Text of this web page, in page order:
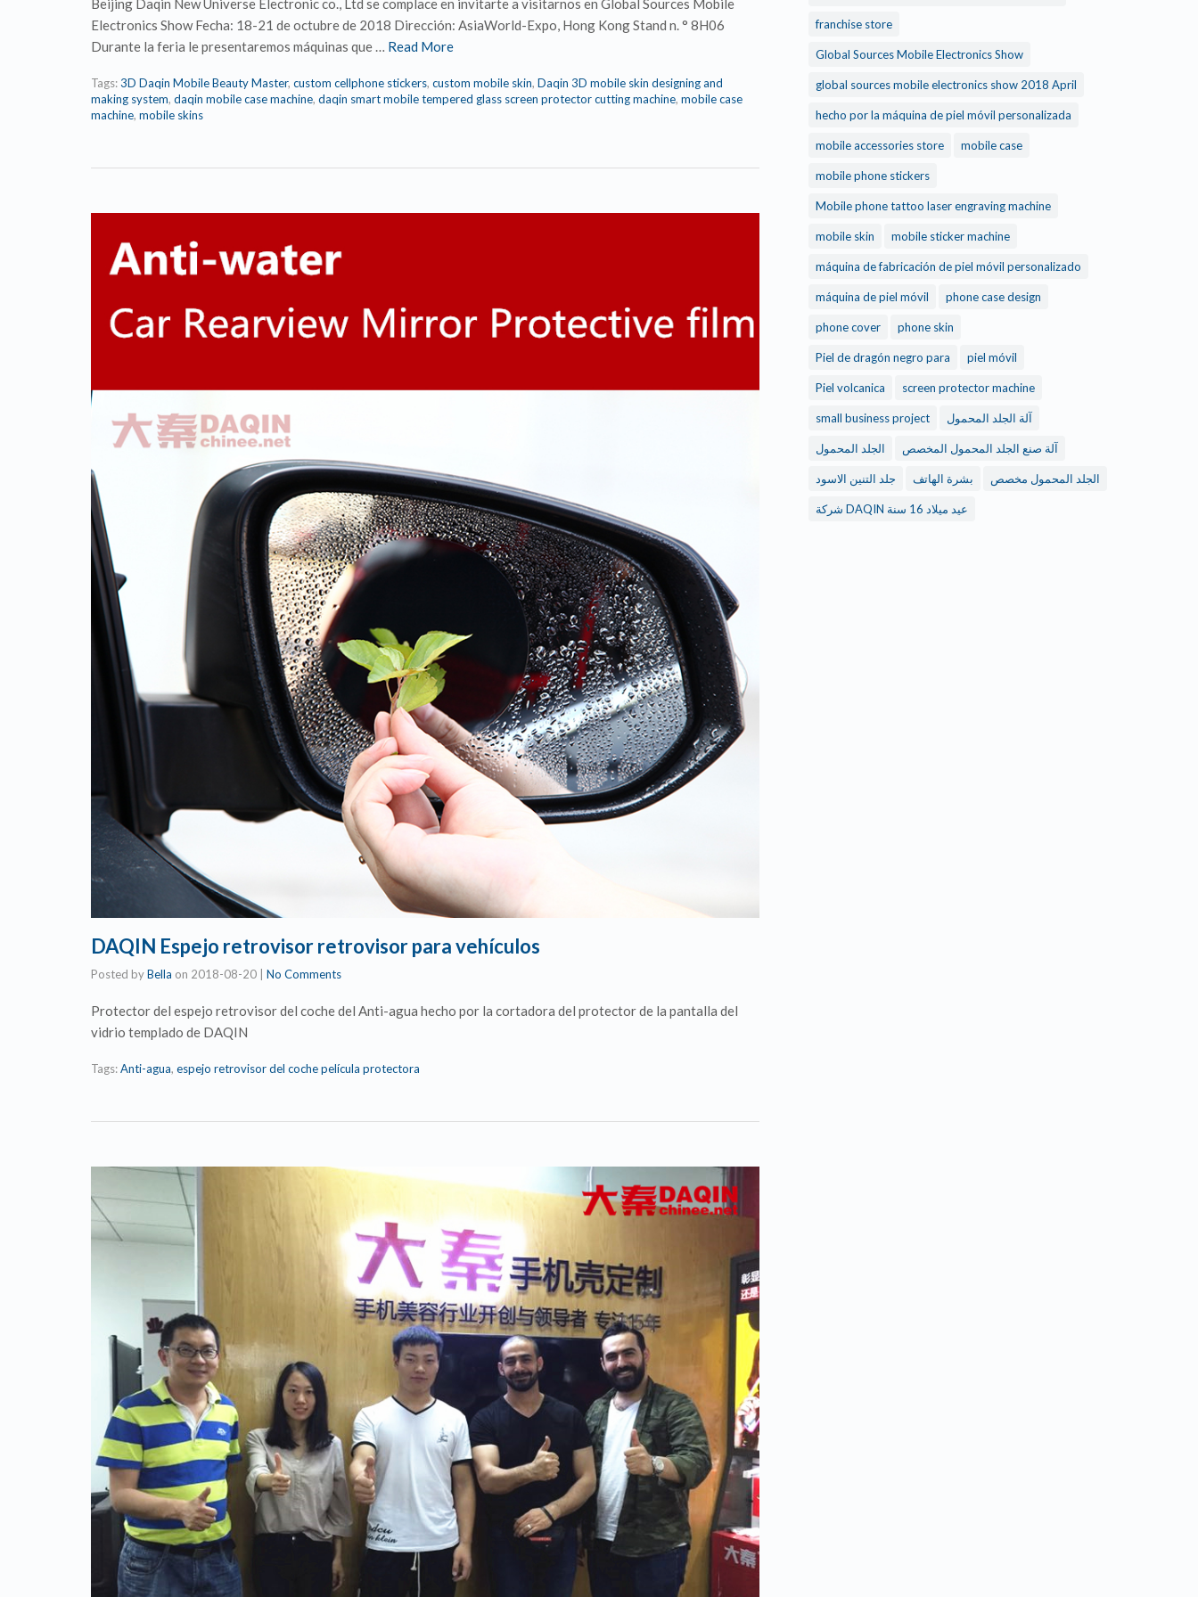
Electronics Show Fecha: 18-21 de octubre de 2018 Dirección: AsiaWorld-Expo, Hong Kong Stand n. ° 8H06
Durante la feria le presentaremos máquinas que … Read More
Tags:3D Daqin Mobile Beauty Master, custom cellphone stickers, custom mobile skin, Daqin 3D mobile skin designing and
making system, daqin mobile case machine, daqin smart mobile tempered glass screen protector cutting machine, mobile case
machine, mobile skins
DAQIN Espejo retrovisor retrovisor para vehículos
Posted byBella on 2018-08-20 No Comments
Protector del espejo retrovisor del coche del Anti-agua hecho por la cortadora del protector de la pantalla del
vidrio templado de DAQIN
Tags:Anti-agua, espejo retrovisor del coche película protectora
franchise store
Global Sources Mobile Electronics Show
global sources mobile electronics show 2018 April
hecho por la máquina de piel móvil personalizada
mobile accessories store mobile case
mobile phone stickers
Mobile phone tattoo laser engraving machine
mobile skin mobile sticker machine
máquina de fabricación de piel móvil personalizado
máquina de piel móvil phone case design
phone cover phone skin
Piel de dragón negro para piel móvil
Piel volcanica screen protector machine
small business project آلة الجلد المحمول
آلة صنع الجلد المحمول المخصص الجلد المحمول
الجلد المحمول مخصص بشرة الهاتف جلد التنين الاسود
شركة DAQIN عيد ميلاد 16 سنة